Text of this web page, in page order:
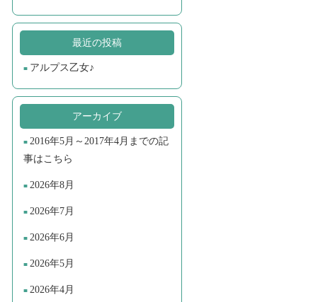
最近の投稿
アルプス乙女♪
アーカイブ
2016年5月～2017年4月までの記
事はこちら
2026年8月
2026年7月
2026年6月
2026年5月
2026年4月